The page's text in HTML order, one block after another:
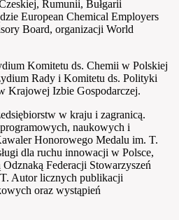
Rumunii, Bułgarii
European Chemical Employers
Board, organizacji World
Komitetu ds. Chemii w Polskiej
Rady i Komitetu ds. Polityki
Krajowej Izbie Gospodarczej.
w kraju i zagranicą.
naukowych i
Honorowego Medalu im. T.
dla ruchu innowacji w Polsce,
Federacji Stowarzyszeń
Autor licznych publikacji
oraz wystąpień